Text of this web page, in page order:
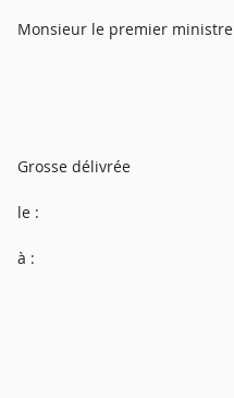
Monsieur le premier ministre
Grosse délivrée
le :
à :